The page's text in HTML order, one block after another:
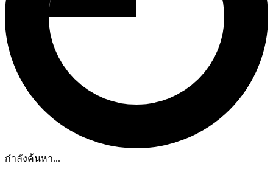
กำลังค้นหา...